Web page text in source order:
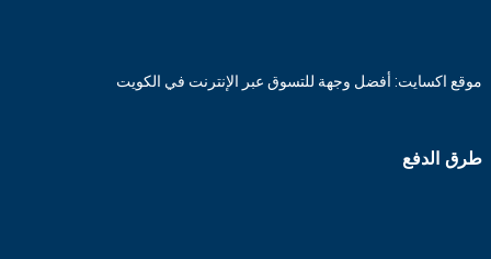
موقع اكسايت: أفضل وجهة للتسوق عبر الإنترنت في الكويت
طرق الدفع